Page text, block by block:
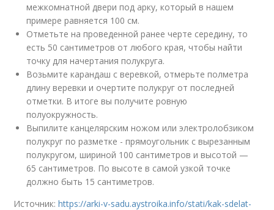
межкомнатной двери под арку, который в нашем
примере равняется 100 см.
Отметьте на проведенной ранее черте середину, то
есть 50 сантиметров от любого края, чтобы найти
точку для начертания полукруга.
Возьмите карандаш с веревкой, отмерьте полметра
длину веревки и очертите полукруг от последней
отметки. В итоге вы получите ровную
полуокружность.
Выпилите канцелярским ножом или электролобзиком
полукруг по разметке - прямоугольник с вырезанным
полукругом, шириной 100 сантиметров и высотой —
65 сантиметров. По высоте в самой узкой точке
должно быть 15 сантиметров.
Источник:https://arki-v-sadu.aystroika.info/stati/kak-sdelat-